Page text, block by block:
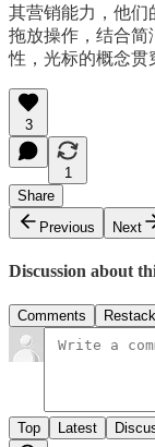
其营销能力，他们
拖放操作，结合简
性，光标的概念贯
3
1
Share
Previous
Next
Discussion about
Comments
Top Latest